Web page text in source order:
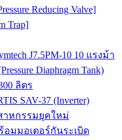
Reducing Valve]
Trap]
J7.5PM-10 10 แรงม้า
Diaphragm Tank)
ลิตร
SAV-37 (Inverter)
าหกรรมยุคใหม่
อมมอเตอร์กันระเบิด